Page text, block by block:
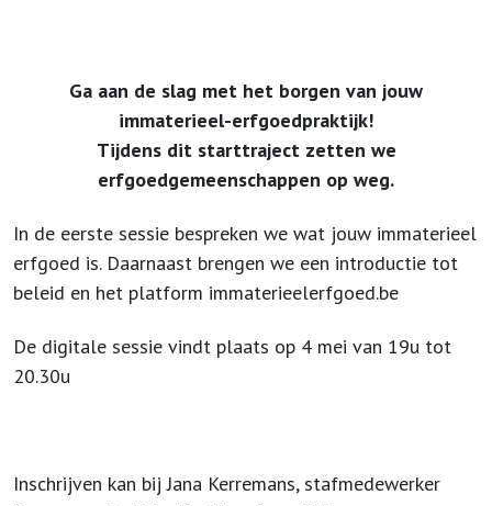
Ga aan de slag met het borgen van jouw
immaterieel-erfgoedpraktijk!
Tijdens dit starttraject zetten we
erfgoedgemeenschappen op weg.
In de eerste sessie bespreken we wat jouw immaterieel
erfgoed is. Daarnaast brengen we een introductie tot
beleid en het platform immaterieelerfgoed.be
De digitale sessie vindt plaats op 4 mei van 19u tot
20.30u
Inschrijven kan bij Jana Kerremans, stafmedewerker